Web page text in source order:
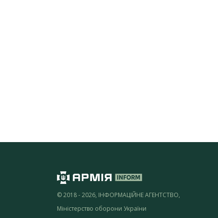
© 2018 - 2026, ІНФОРМАЦІЙНЕ АГЕНТСТВО,
Міністерство оборони України